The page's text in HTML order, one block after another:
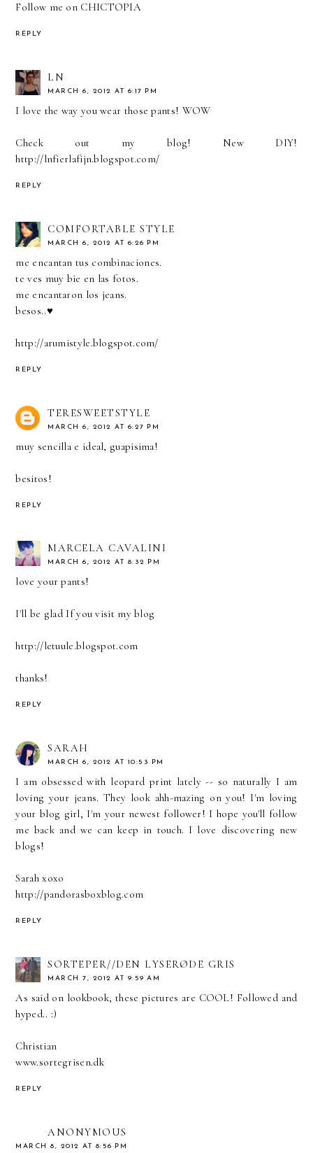
Follow me on CHICTOPIA
REPLY
LN
MARCH 6, 2012 AT 6:17 PM
I love the way you wear those pants! WOW
Check out my blog! New DIY!
http://lnfierlafijn.blogspot.com/
REPLY
COMFORTABLE STYLE
MARCH 6, 2012 AT 6:26 PM
me encantan tus combinaciones.
te ves muy bie en las fotos.
me encantaron los jeans.
besos..♥
http://arumistyle.blogspot.com/
REPLY
TERESWEETSTYLE
MARCH 6, 2012 AT 6:27 PM
muy sencilla e ideal, guapisima!
besitos!
REPLY
MARCELA CAVALINI
MARCH 6, 2012 AT 8:32 PM
love your pants!
I'll be glad If you visit my blog
http://letuule.blogspot.com
thanks!
REPLY
SARAH
MARCH 6, 2012 AT 10:53 PM
I am obsessed with leopard print lately -- so naturally I am
loving your jeans. They look ahh-mazing on you! I'm loving
your blog girl, I'm your newest follower! I hope you'll follow
me back and we can keep in touch. I love discovering new
blogs!
Sarah xoxo
http://pandorasboxblog.com
REPLY
SORTEPER//DEN LYSERØDE GRIS
MARCH 7, 2012 AT 9:59 AM
As said on lookbook, these pictures are COOL! Followed and
hyped.. :)
Christian
www.sortegrisen.dk
REPLY
ANONYMOUS
MARCH 8, 2012 AT 8:56 PM